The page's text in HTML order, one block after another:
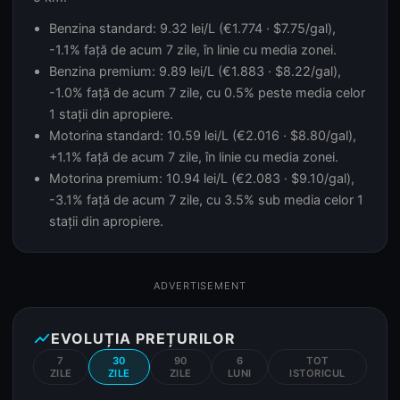
Benzina standard: 9.32 lei/L (€1.774 · $7.75/gal),
-1.1% față de acum 7 zile, în linie cu media zonei.
Benzina premium: 9.89 lei/L (€1.883 · $8.22/gal),
-1.0% față de acum 7 zile, cu 0.5% peste media celor
1 stații din apropiere.
Motorina standard: 10.59 lei/L (€2.016 · $8.80/gal),
+1.1% față de acum 7 zile, în linie cu media zonei.
Motorina premium: 10.94 lei/L (€2.083 · $9.10/gal),
-3.1% față de acum 7 zile, cu 3.5% sub media celor 1
stații din apropiere.
ADVERTISEMENT
show_chartEVOLUȚIA PREȚURILOR
7
ZILE
30
ZILE
90
ZILE
6
LUNI
TOT
ISTORICUL